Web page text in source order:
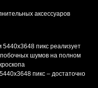
аксессуаров
пикс реализует
шумов на полном
пикс – достаточно